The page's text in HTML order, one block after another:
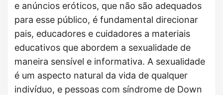
e anúncios eróticos, que não são adequados
para esse público, é fundamental direcionar
pais, educadores e cuidadores a materiais
educativos que abordem a sexualidade de
maneira sensível e informativa. A sexualidade
é um aspecto natural da vida de qualquer
indivíduo, e pessoas com síndrome de Down